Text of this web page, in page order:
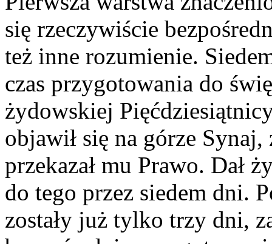
się rzeczywiście
też inne rozumienie.
czas przygotowania do
żydowskiej
objawił się na górze
przekazał mu Prawo. Dał
do tego przez siedem dni.
zostały już tylko trzy dni,